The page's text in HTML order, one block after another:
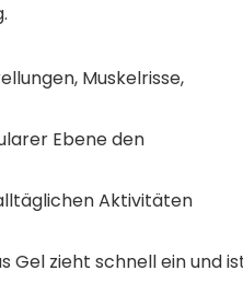
Muskelrisse,
Ebene den
Aktivitäten
Gel zieht schnell ein und